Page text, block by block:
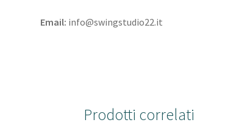
Email: info@swingstudio22.it
Prodotti correlati